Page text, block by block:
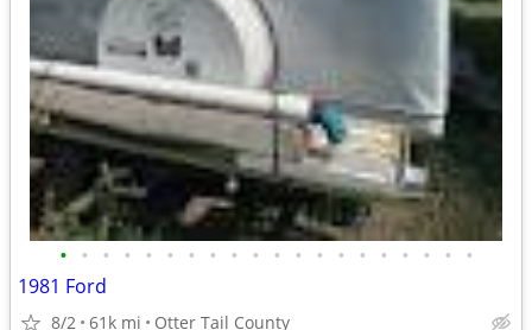
• • • • • • • • • • • • • • • • • • • •
1981 Ford
8/2 61k mi Otter Tail County